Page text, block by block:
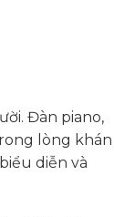
Đàn piano,
lòng khán
diễn và